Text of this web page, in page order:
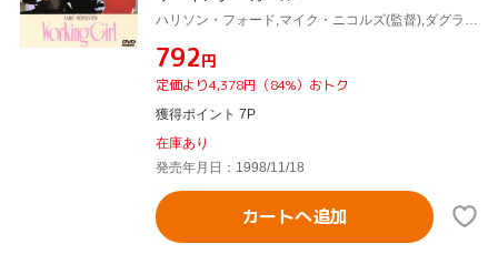
¥792円
定価より4,378円（84%）おトク
獲得ポイント 7P
在庫あり
発売年月日：1998/11/18
カートへ追加